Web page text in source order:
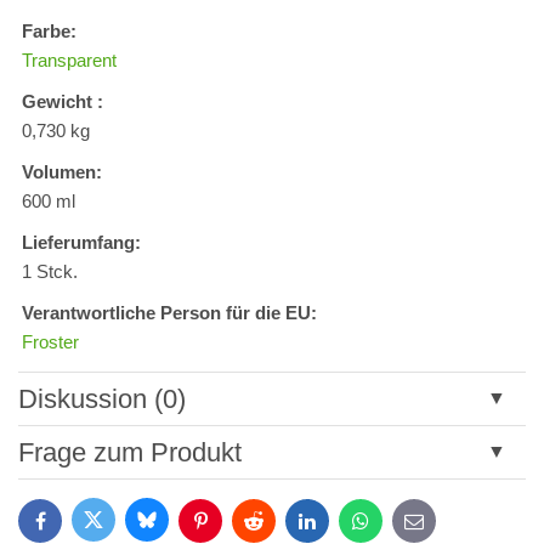
Farbe:
Transparent
Gewicht :
0,730 kg
Volumen:
600 ml
Lieferumfang:
1 Stck.
Verantwortliche Person für die EU:
Froster
Diskussion (0)
Neuer Kommentar
Titel:
Frage zum Produkt
FacebookTwitter BlueskyPinterestReddit LinkedInWhatsApp
E-
mail